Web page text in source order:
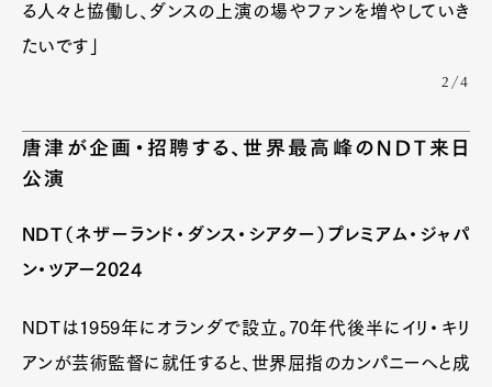
る人々と協働し、ダンスの上演の場やファンを増やしていき
たいです」
2/4
唐津が企画・招聘する、世界最高峰のNDT来日
公演
NDT（ネザーランド・ダンス・シアター）プレミアム・ジャパ
ン・ツアー2024
NDTは1959年にオランダで設立。70年代後半にイリ・キリ
アンが芸術監督に就任すると、世界屈指のカンパニーへと成